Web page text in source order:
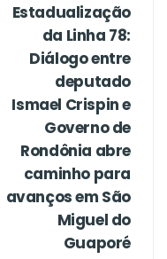
Estadualização
da Linha 78:
Diálogo entre
deputado
Ismael Crispin e
Governo de
Rondônia abre
caminho para
avanços em São
Miguel do
Guaporé